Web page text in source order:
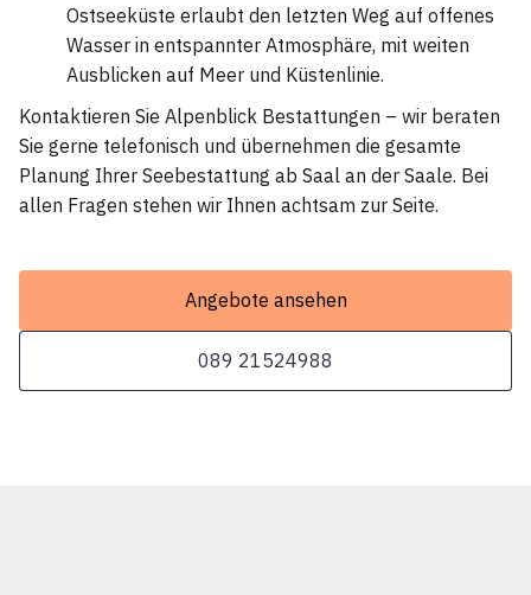
Ostseeküste erlaubt den letzten Weg auf offenes
Wasser in entspannter Atmosphäre, mit weiten
Ausblicken auf Meer und Küstenlinie.
Kontaktieren Sie Alpenblick Bestattungen – wir beraten
Sie gerne telefonisch und übernehmen die gesamte
Planung Ihrer Seebestattung ab Saal an der Saale. Bei
allen Fragen stehen wir Ihnen achtsam zur Seite.
Angebote ansehen
089 21524988